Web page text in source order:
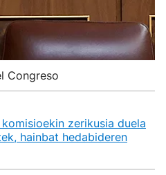
Congreso
zerikusia duela
hainbat hedabideren